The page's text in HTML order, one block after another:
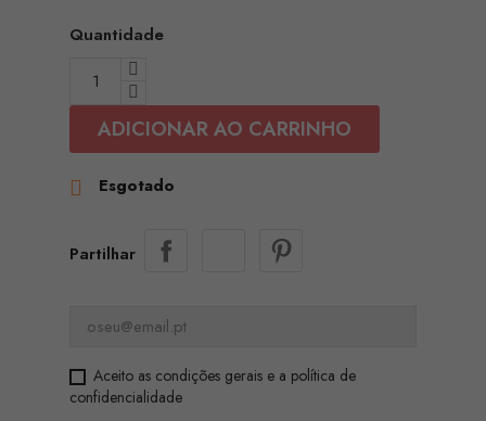
Quantidade
ADICIONAR AO CARRINHO
 Esgotado
Partilhar
Aceito as condições gerais e a política de
confidencialidade